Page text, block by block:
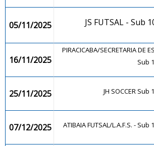
05/11/2025 JS FUTSAL - Sub
16/11/2025
PIRACICABA/SECRETARIA DE
Sub
25/11/2025 JH SOCCER Sub
07/12/2025 ATIBAIA FUTSAL/L.A.F.S. - Sub